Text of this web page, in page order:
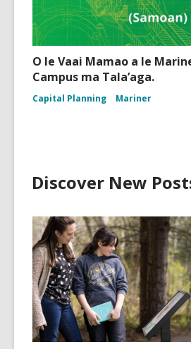
O le Vaai Mamao a le
Campus ma Tala’aga.
Capital Planning Mariner
Discover New